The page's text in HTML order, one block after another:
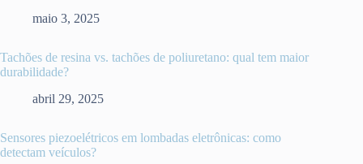
maio 3, 2025
Tachões de resina vs. tachões de poliuretano: qual tem maior
durabilidade?
abril 29, 2025
Sensores piezoelétricos em lombadas eletrônicas: como
detectam veículos?